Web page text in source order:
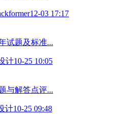
12-03 17:17
试题及标准...
计10-25 10:05
与解答点评...
计10-25 09:48